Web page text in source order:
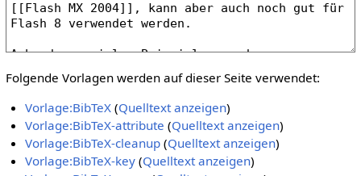
Folgende Vorlagen werden auf dieser Seite verwendet:
Vorlage:BibTeX (Quelltext anzeigen)
Vorlage:BibTeX-attribute (Quelltext anzeigen)
Vorlage:BibTeX-cleanup (Quelltext anzeigen)
Vorlage:BibTeX-key (Quelltext anzeigen)